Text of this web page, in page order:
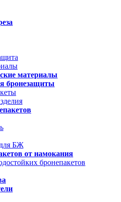
материалы
бронезащиты
БЖ
от намокания
бронепакетов